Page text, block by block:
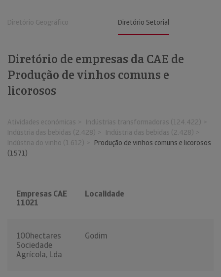
Diretório Geográfico Diretório Setorial
Diretório de empresas da CAE de
Produção de vinhos comuns e
licorosos
Atividades económicas
Indústrias transformadoras (124.422)
Indústria das bebidas (2.428)
Indústria das bebidas (2.428)
Indústria do vinho (1.612)
Produção de vinhos comuns e licorosos
(1571)
Empresas CAE
11021
Localidade
100hectares
Sociedade
Agrícola, Lda
Godim